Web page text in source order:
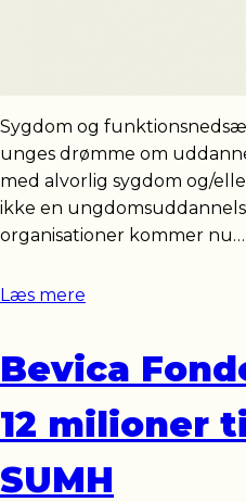
Sygdom og
unges drømme om
med alvorlig sygdom og/
ikke en
organisationer kommer nu…
Læs mere
Bevica
12 milioner
SUMH